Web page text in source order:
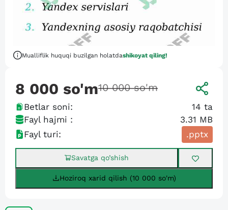
Mualliflik huquqi buzilgan holatdashikoyat qiling!
8 000 so'm10 000 so'm
Betlar soni: 14 ta
Fayl hajmi :
3.31 MB
Fayl turi:
.pptx
Savatga qo’shish
Hoziroq xarid qilish (10 000 so'm)